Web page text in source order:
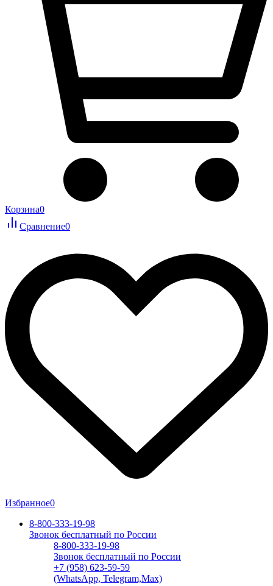
Корзина0
Сравнение0
Избранное0
8-800-333-19-98
Звонок бесплатный по России
8-800-333-19-98
Звонок бесплатный по России
+7 (958) 623-59-59
(WhatsApp, Telegram,Max)